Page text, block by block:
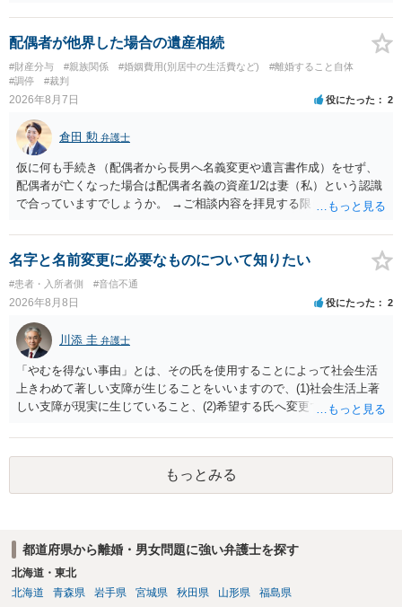
来なかった事情の変更により双方協議の上増減出来る」と「通知義務
に勤務先」が含まれているので、私に収入が入った事は相手に通知が
行く事になり、上記のような文言が無くても養育費の見直しは適宜出
来るかと思うのですが違うのでしょうか？との点はそのとおりかと思
います。養育費は事情の変更があった場合に変更するので毎年見直す
配偶者が他界した場合の遺産相続
#財産分与 #親族関係 #婚姻費用(別居中の生活費など)
#離婚すること自体
#調停
#裁判
2026年8月7日 役にたった 2
倉田 勲 弁護士
仮に何も手続き（配偶者から長男へ名義変更や遺言書作成）をせず、
配偶者が亡くなった場合は配偶者名義の資産1/2は妻（私）という認識
で合っていますでしょうか。 →ご相談内容を拝見する限りでは、その
完全に所有する場合は、他の相続人に対して自宅の評価額の１/２の代
償金の支払いが必要になります。
名字と名前変更に必要なものについて知りたい
#患者・入所者側 #音信不通
2026年8月8日 役にたった 2
川添 圭 弁護士
「やむを得ない事由」とは、その氏を使用することによって社会生活
上きわめて著しい支障が生じることをいいますので、(1)社会生活上著
しい支障が現実に生じていること、(2)希望する氏へ変更できればその
できるかどうかがポイントです。 記録中に現れた一切の事情が判断対
象ですので、上記(1)と(2)を説明できる資料は全て（ただし理路整然
に）提出することが必要になります。「フラッシュバック」とのこと
なので、例えば、医学上確立されているPTSDの診断基準に合致した説
護士へ依頼しても苦労することが強く予想されるところです。、もし
本人申立てをお考えであれば、医学知識はもちろん法律知識も要求さ
れますので、性急な申立てをせず、知識と資料をしっかりと揃えて、
もっとみる
都道府県から離婚・男女問題に強い弁護士を探す
北海道・東北
北海道
青森県 岩手県 宮城県 秋田県 山形県 福島県